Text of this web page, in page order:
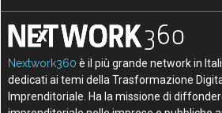
Nextwork360 è il più grande network in
dedicati ai temi della Trasformazione
Imprenditoriale. Ha la missione di